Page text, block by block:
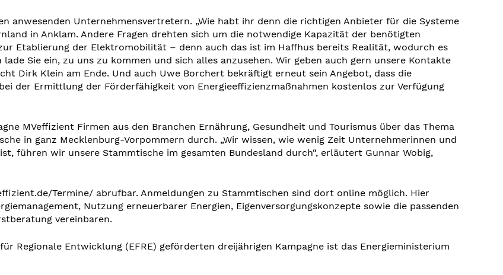
anwesenden Unternehmensvertretern. „Wie habt ihr denn die richtigen Anbieter für die Systeme
in Anklam. Andere Fragen drehten sich um die notwendige Kapazität der benötigten
Etablierung der Elektromobilität – denn auch das ist im Haffhus bereits Realität, wodurch es
Sie ein, zu uns zu kommen und sich alles anzusehen. Wir geben auch gern unsere Kontakte
Dirk Klein am Ende. Und auch Uwe Borchert bekräftigt erneut sein Angebot, dass die
der Ermittlung der Förderfähigkeit von Energieeffizienzmaßnahmen kostenlos zur Verfügung
MVeffizient Firmen aus den Branchen Ernährung, Gesundheit und Tourismus über das Thema
in ganz Mecklenburg-Vorpommern durch. „Wir wissen, wie wenig Zeit Unternehmerinnen und
führen wir unsere Stammtische im gesamten Bundesland durch“, erläutert Gunnar Wobig,
Termine/ abrufbar. Anmeldungen zu Stammtischen sind dort online möglich. Hier
Nutzung erneuerbarer Energien, Eigenversorgungskonzepte sowie die passenden
vereinbaren.
Regionale Entwicklung (EFRE) geförderten dreijährigen Kampagne ist das Energieministerium